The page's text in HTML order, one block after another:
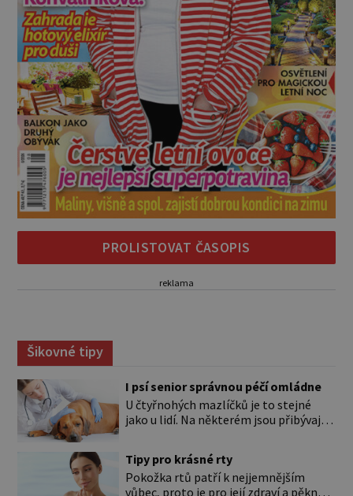
PROLISTOVAT ČASOPIS
reklama
Šikovné tipy
I psí senior správnou péčí omládne
U čtyřnohých mazlíčků je to stejné
jako u lidí. Na některém jsou přibývající
Přesto byste si měli staršího psa více
všímat, aby vám neunikly důležité
Tipy pro krásné rty
Pokožka rtů patří k nejjemnějším
vůbec, proto je pro její zdraví a pěkný